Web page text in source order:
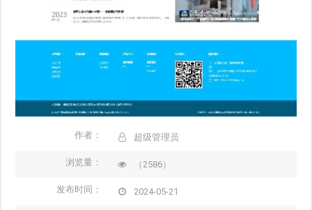
作者： 超级管理员
浏览量： （2586）
发布时间： 2024-05-21